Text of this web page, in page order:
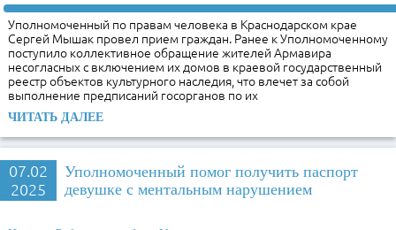
Уполномоченный по правам человека в Краснодарском крае
Сергей Мышак провел прием граждан. Ранее к Уполномоченному
поступило коллективное обращение жителей Армавира
несогласных с включением их домов в краевой государственный
реестр объектов культурного наследия, что влечет за собой
выполнение предписаний госорганов по их
ЧИТАТЬ ДАЛЕЕ
07.02
2025
Уполномоченный помог получить паспорт
девушке с ментальным нарушением